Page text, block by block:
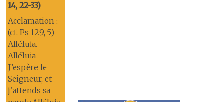
14, 22-33)
Acclamation :
(cf. Ps 129, 5)
Alléluia.
Alléluia.
J’espère le
Seigneur, et
j’attends sa